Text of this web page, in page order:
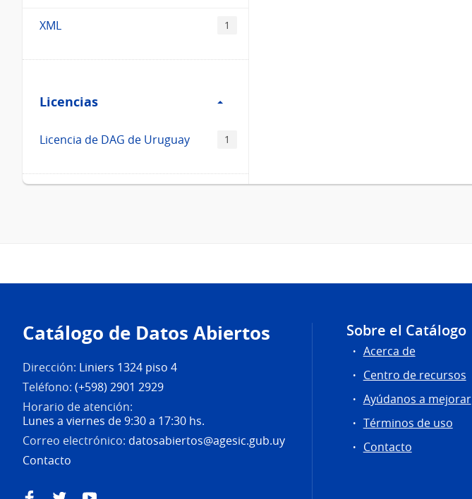
XML 1
Licencias
Licencias
Licencia de DAG de Uruguay 1
página
Catálogo de Datos Abiertos
Dirección: Liniers 1324 piso 4
Teléfono: (+598) 2901 2929
Horario de atención:
Lunes a viernes de 9:30 a 17:30 hs.
Correo electrónico: datosabiertos@agesic.gub.uy
Contacto
Sobre el Catálogo
Acerca de
Centro de recursos
Ayúdanos a mejorar
Términos de uso
Contacto